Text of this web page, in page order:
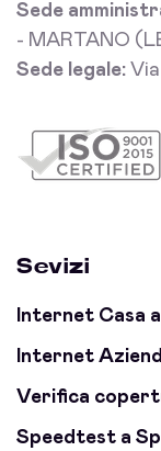
Sede
- MARTANO
Sede legale:
Sevizi
Internet Casa
Internet
Verifica
Speedtest a